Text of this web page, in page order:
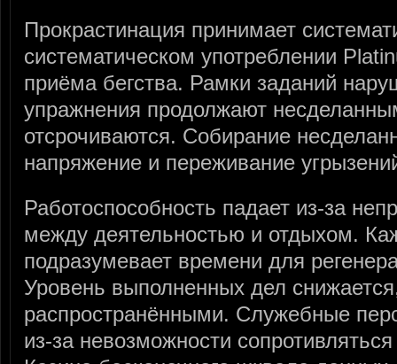
Прокрастинация принимает
систематическом употреблении
приёма бегства. Рамки заданий
упражнения продолжают
отсрочиваются. Собирание
напряжение и переживание
Работоспособность падает из-за
между деятельностью и отдыхом.
подразумевает времени для
Уровень выполненных дел
распространёнными. Служебные
из-за невозможности